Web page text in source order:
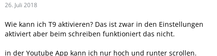
26. Juli 2018
Wie kann ich T9 aktivieren? Das ist zwar in den Einstellungen
aktiviert aber beim schreiben funktioniert das nicht.
in der Youtube App kann ich nur hoch und runter scrollen.